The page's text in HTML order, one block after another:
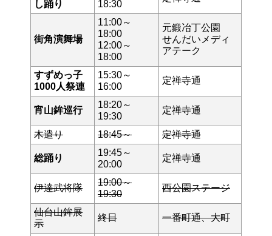
し踊り
18:30
街角演舞場
11:00～
18:00
12:00～
18:00
元鍛冶丁公園
せんだいメディ
アテーク
すずめっ子
1000人祭連
15:30～
16:00
定禅寺通
宵山鉾巡行
18:20～
19:30
定禅寺通
木遣り 18:45～ 定禅寺通
総踊り
19:45～
20:00
定禅寺通
伊達武将隊
19:00～
19:30
西公園ステージ
仙台山鉾展
示
終日 一番町通、大町